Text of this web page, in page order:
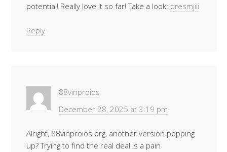
potential! Really love it so far! Take a look: dresmjili
Reply
88vinproios
December 28, 2025 at 3:19 pm
Alright, 88vinproios.org, another version popping
up? Trying to find the real deal is a pain